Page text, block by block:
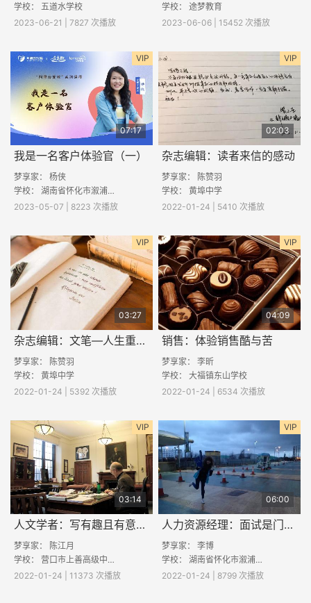
学校： 五道水学校
2023-06-21 | 7827 次播放
学校： 途梦教育
2023-06-06 | 15452 次播放
VIP
07:17
我是一名客户体验官（一）
梦享家： 杨侠
学校： 湖南省怀化市溆浦县桥江大湾学校
2023-05-07 | 8223 次播放
VIP
02:03
杂志编辑：读者来信的感动
梦享家： 陈赞羽
学校： 黄埠中学
2022-01-24 | 5410 次播放
VIP
03:27
杂志编辑：文笔—人生重要的可迁移技能
梦享家：
陈赞羽
学校： 黄埠中学
2022-01-24 | 5392 次播放
VIP
04:09
销售：体验销售酷与苦
梦享家： 李昕
学校： 大福镇东山学校
2022-01-24 | 6534 次播放
VIP
03:14
人文学者：写有趣且有意义的话题
梦享家：
陈江月
学校： 营口市上善高级中学
2022-01-24 | 11373 次播放
VIP
06:00
人力资源经理：面试是门开卷考试
梦享家： 李博
学校： 湖南省怀化市溆浦县桥江大湾学校
2022-01-24 | 8799 次播放